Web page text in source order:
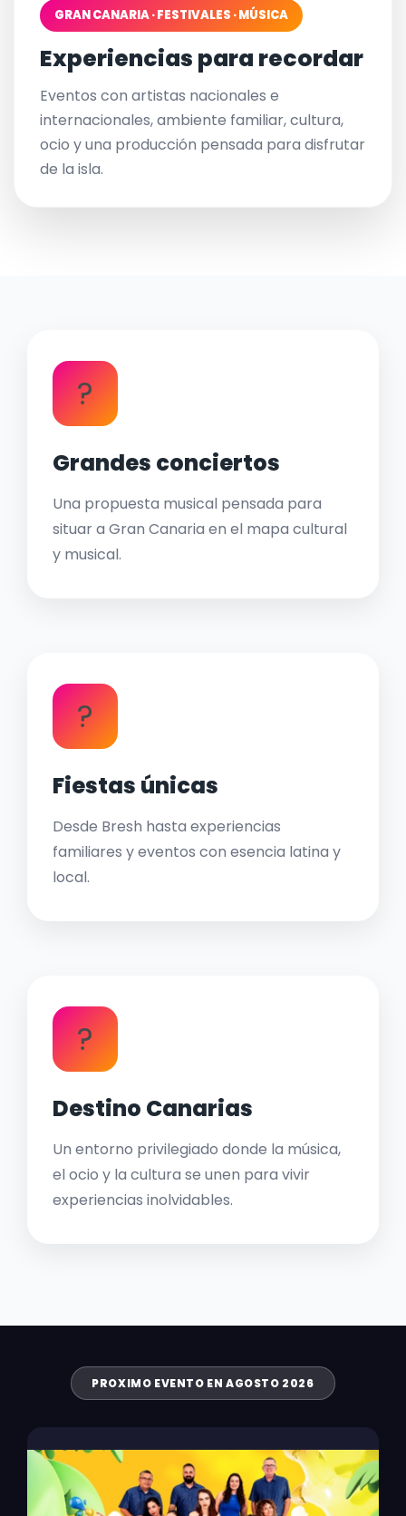
GRAN CANARIA · FESTIVALES · MÚSICA
Experiencias para recordar
Eventos con artistas nacionales e
internacionales, ambiente familiar, cultura,
ocio y una producción pensada para disfrutar
de la isla.
?
Grandes conciertos
Una propuesta musical pensada para
situar a Gran Canaria en el mapa cultural
y musical.
?
Fiestas únicas
Desde Bresh hasta experiencias
familiares y eventos con esencia latina y
local.
?
Destino Canarias
Un entorno privilegiado donde la música,
el ocio y la cultura se unen para vivir
experiencias inolvidables.
PROXIMO EVENTO EN AGOSTO 2026